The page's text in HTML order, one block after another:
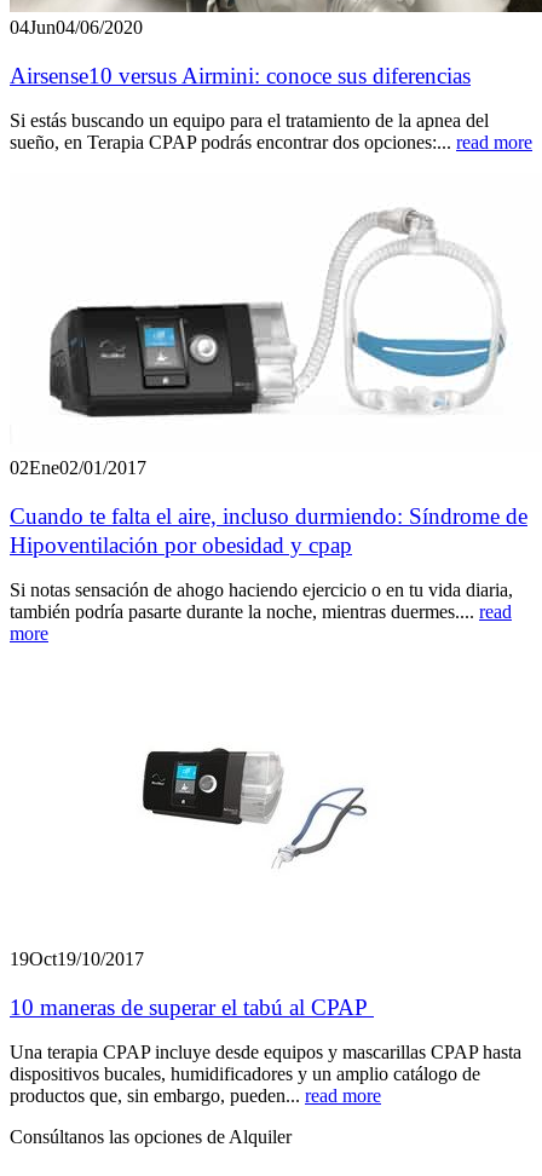
04Jun04/06/2020
Airsense10 versus Airmini: conoce sus diferencias
Si estás buscando un equipo para el tratamiento de la apnea del
sueño, en Terapia CPAP podrás encontrar dos opciones:... read more
02Ene02/01/2017
Cuando te falta el aire, incluso durmiendo: Síndrome de
Hipoventilación por obesidad y cpap
Si notas sensación de ahogo haciendo ejercicio o en tu vida diaria,
también podría pasarte durante la noche, mientras duermes.... read
more
19Oct19/10/2017
10 maneras de superar el tabú al CPAP
Una terapia CPAP incluye desde equipos y mascarillas CPAP hasta
dispositivos bucales, humidificadores y un amplio catálogo de
productos que, sin embargo, pueden... read more
Consúltanos las opciones de Alquiler